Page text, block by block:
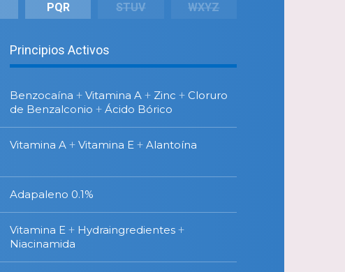
PQR STUV WXYZ
Principios Activos
Benzocaína +Vitamina A + Zinc + Cloruro
de Benzalconio +Ácido Bórico
Vitamina A +Vitamina E +Alantoína
Adapaleno 0.1%
Vitamina E + Hydraingredientes +
Niacinamida